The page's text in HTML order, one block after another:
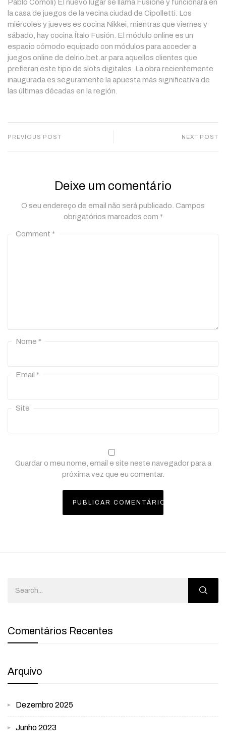
Comentários Recentes
Arquivo
Dezembro 2025
Junho 2023
Pablo Comoli) El nuevo lugar se llama Fusione y funcionará en
la casa de juegos de la vecina ciudad de Cipolletti. Los
miércoles y jueves es cocina Nikkei, mientras que viernes y
sábado, hay cocina Ítalo Fusión. El módulo online es un
espacio cómodo equipado con módulos para acceder a
juegos online de delrio.bet.ar para aquellos clientes que
prefieran este tipo de slots digitales. La obra recientemente
inaugurada es seguramente la apuesta más significativa de
las últimas décadas en la región.
PREVIOUS POST NEXT POST
Deixe um comentário
O seu endereço de email não será publicado. Campos
obrigatórios marcados com *
Comment *
Nome *
Email *
Site
Guardar o meu nome, email e site neste navegador para a
próxima vez que eu comentar.